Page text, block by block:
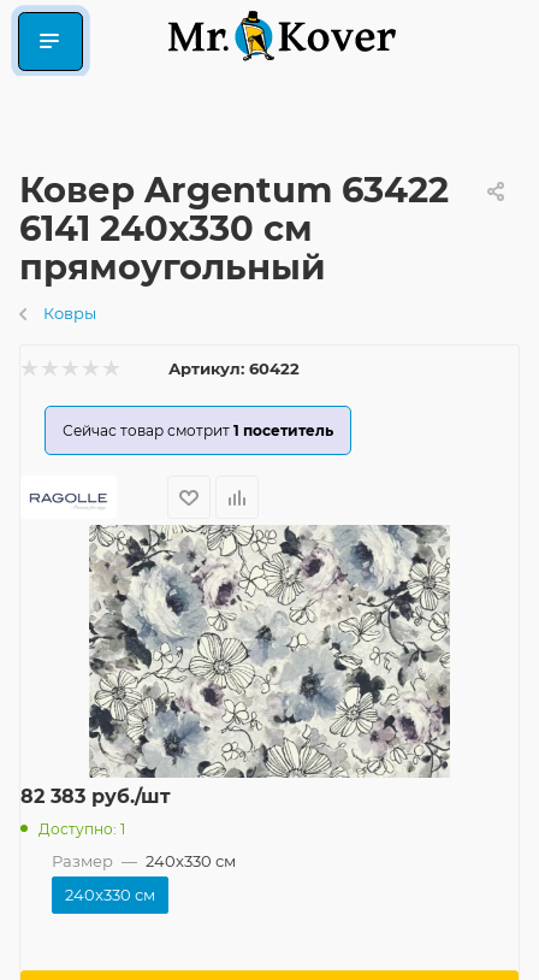
Ковер Argentum 63422
6141 240x330 см
прямоугольный
Ковры
Артикул: 60422
Сейчас товар смотрит 1 посетитель
82 383 руб./шт
Доступно: 1
Размер — 240x330 см
240x330 см